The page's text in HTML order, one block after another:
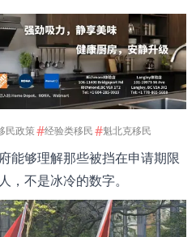
民政策#经验类移民#魁北克移民
能够理解那些被挡在申请期限
，不是冰冷的数字。